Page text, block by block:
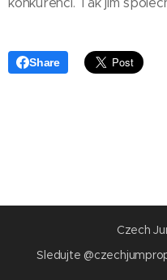
Share
Czech
Sledujte